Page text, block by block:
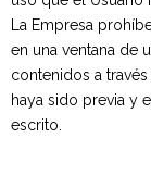
La Empresa
en una ventana de
contenidos a
haya sido previa y
escrito.